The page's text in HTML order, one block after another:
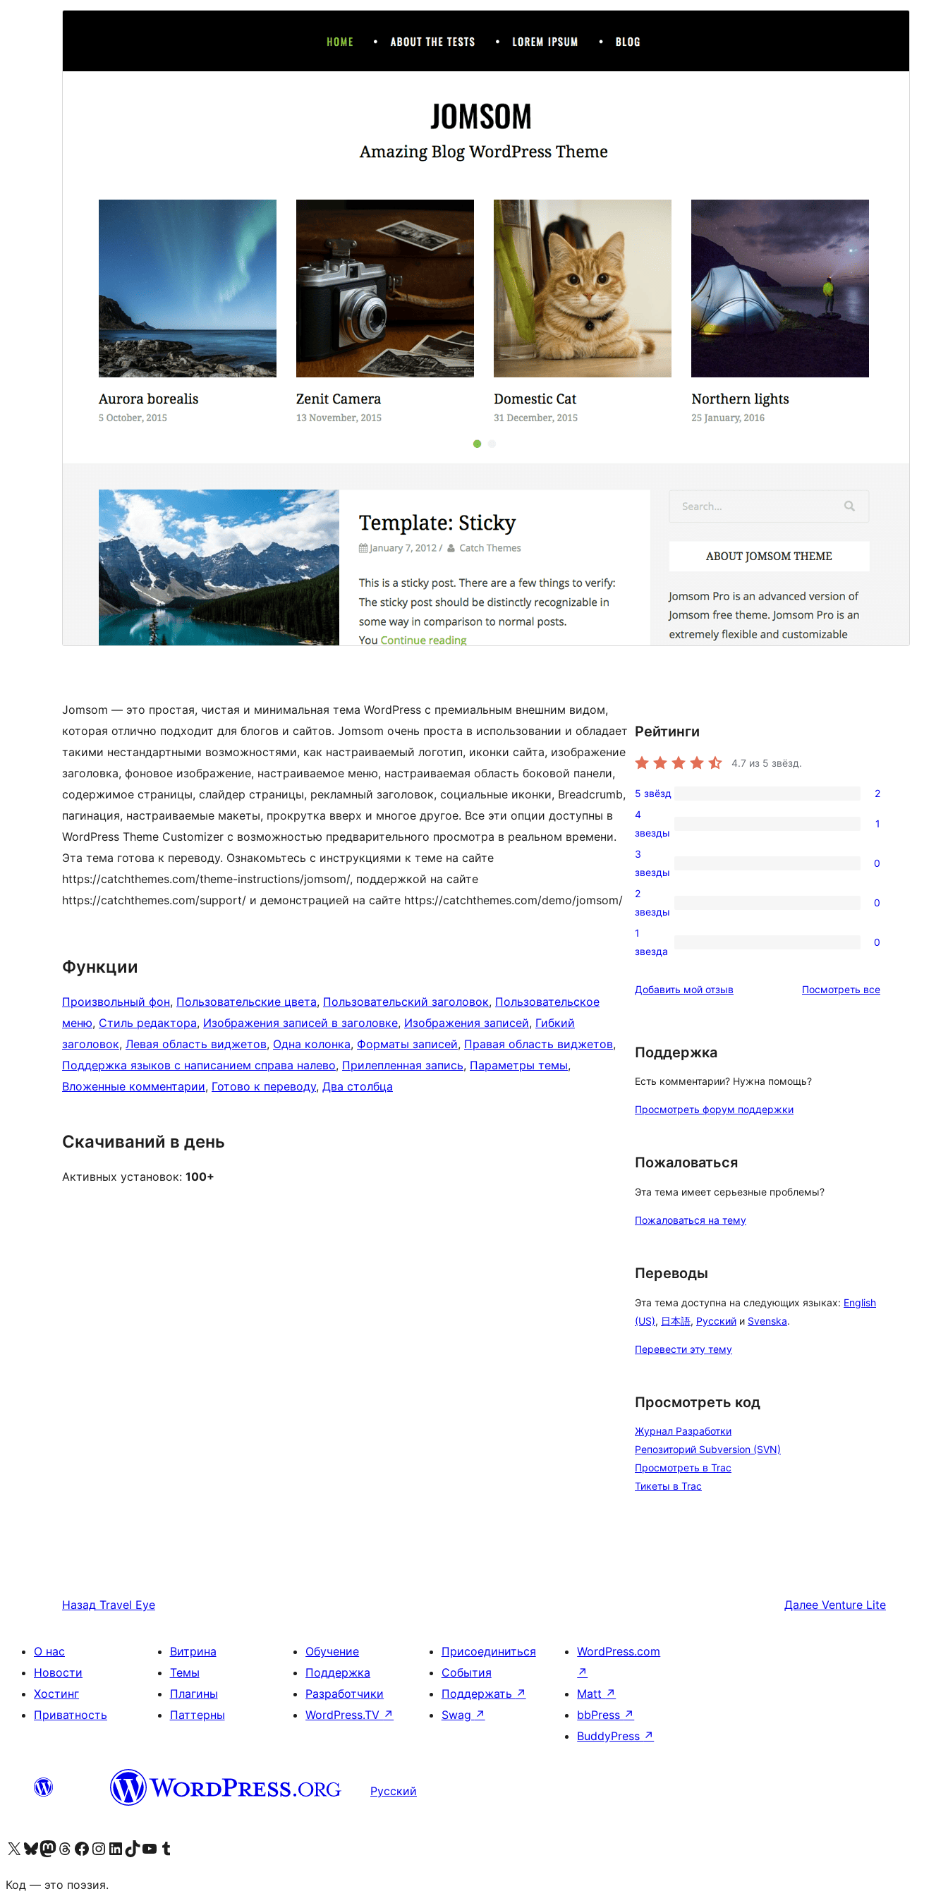
Версия
Jomsom — это простая, чистая и минимальная тема WordPress с премиальным внешним видом,
которая отлично подходит для блогов и сайтов. Jomsom очень проста в использовании и обладает
такими нестандартными возможностями, как настраиваемый логотип, иконки сайта, изображение
заголовка, фоновое изображение, настраиваемое меню, настраиваемая область боковой панели,
содержимое страницы, слайдер страницы, рекламный заголовок, социальные иконки, Breadcrumb,
пагинация, настраиваемые макеты, прокрутка вверх и многое другое. Все эти опции доступны в
WordPress Theme Customizer с возможностью предварительного просмотра в реальном времени.
Эта тема готова к переводу. Ознакомьтесь с инструкциями к теме на сайте
https://catchthemes.com/theme-instructions/jomsom/, поддержкой на сайте
https://catchthemes.com/support/ и демонстрацией на сайте https://catchthemes.com/demo/jomsom/
Функции
Произвольный фон, Пользовательские цвета, Пользовательский заголовок, Пользовательское
меню, Стиль редактора, Изображения записей в заголовке, Изображения записей, Гибкий
заголовок, Левая область виджетов, Одна колонка, Форматы записей, Правая область виджетов
Поддержка языков с написанием справа налево, Прилепленная запись, Параметры темы
Вложенные комментарии, Готово к переводу, Два столбца
Скачиваний в день
Активных установок: 100+
Рейтинги
4.7 из 5 звёзд.
2
5-
звездный
отзыв
5 звёзд 2
1
4-
звездный
4
звезды
1
0
3-
звездный
3
звезды
0
0
2-
звездный
2
звезды
0
0
звездный
1
звезда
0
Добавить мой отзыв Посмотреть всеотзывы
Поддержка
Есть комментарии? Нужна помощь?
Просмотреть форум поддержки
Пожаловаться
Эта тема имеет серьезные проблемы?
Пожаловаться на тему
Переводы
Эта тема доступна на следующих языках: English
(US), 日本語, Русский и Svenska.
Перевести эту тему
Просмотреть код
Журнал Разработки
Репозиторий Subversion (SVN)
Просмотреть в Trac
Тикеты в Trac
Назад Travel Eye Далее Venture Lite
О нас
Новости
Хостинг
Приватность
Витрина
Темы
Плагины
Паттерны
Обучение
Поддержка
Разработчики
WordPress.TV ↗
Присоединиться
События
Поддержать ↗
Swag ↗
WordPress.com
↗
Matt ↗
bbPress ↗
BuddyPress ↗
Русский
Посетите нас в X (ранее Twitter)
Посетите нашу учётную запись в Bluesky
Посетите нашу ленту в Mastodon
Посетите нашу учётную запись в Threads
Посетите нашу страницу на Facebook
Посетите наш Instagram
Посетите нашу страницу в LinkedIn
Посетите нашу учётную запись в TikTok
Посетите наш канал YouTube
Посетите нашу учётную запись в Tumblr
Код — это поэзия.